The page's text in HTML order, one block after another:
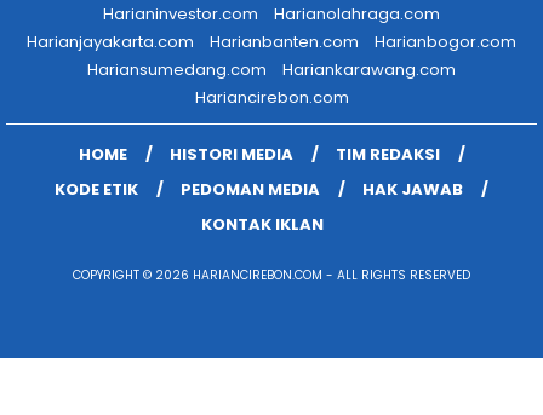
Harianinvestor.com
Harianolahraga.com
Harianjayakarta.com
Harianbanten.com
Harianbogor.com
Hariansumedang.com
Hariankarawang.com
Hariancirebon.com
HOME HISTORI MEDIA
TIM REDAKSI
KODE ETIK
PEDOMAN MEDIA
HAK JAWAB
KONTAK IKLAN
COPYRIGHT © 2026 HARIANCIREBON.COM - ALL RIGHTS RESERVED